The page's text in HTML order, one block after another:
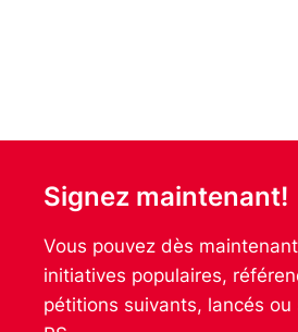
Signez maintenant!
Vous pouvez dès
initiatives populaires,
pétitions suivants, lancés ou